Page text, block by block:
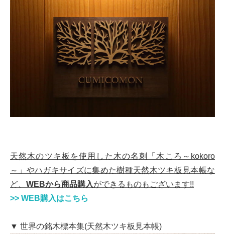
天然木のツキ板を使用した木の名刺「木ころ～kokoro
～」やハガキサイズに集めた樹種天然木ツキ板見本帳な
ど、 WEBから商品購入ができるものもございます!!
>> WEB購入はこちら
▼ 世界の銘木標本集(天然木ツキ板見本帳)